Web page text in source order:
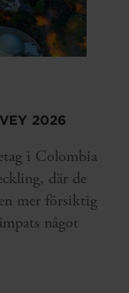
2026
i Colombia
där de
mer försiktig
något